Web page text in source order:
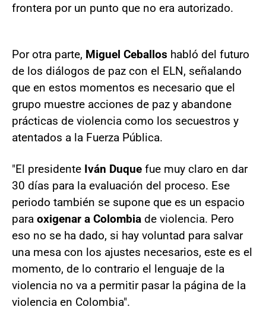
frontera por un punto que no era autorizado.
Por otra parte, Miguel Ceballos habló del futuro
de los diálogos de paz con el ELN, señalando
que en estos momentos es necesario que el
grupo muestre acciones de paz y abandone
prácticas de violencia como los secuestros y
atentados a la Fuerza Pública.
"El presidente Iván Duque fue muy claro en dar
30 días para la evaluación del proceso. Ese
periodo también se supone que es un espacio
para oxigenar a Colombia de violencia. Pero
eso no se ha dado, si hay voluntad para salvar
una mesa con los ajustes necesarios, este es el
momento, de lo contrario el lenguaje de la
violencia no va a permitir pasar la página de la
violencia en Colombia".